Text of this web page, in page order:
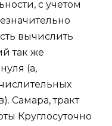
с учетом
вычислить
так же
(а,
Самара, тракт
Круглосуточно